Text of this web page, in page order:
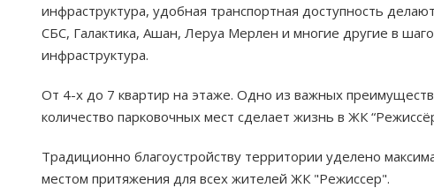
инфраструктура, удобная транспортная доступность
СБС, Галактика, Ашан, Леруа Мерлен и многие другие в
инфраструктура.
От 4-х до 7 квартир на этаже. Одно из важных
количество парковочных мест сделает жизнь в ЖК
Традиционно благоустройству территории уделено
местом притяжения для всех жителей ЖК "Режиссер".